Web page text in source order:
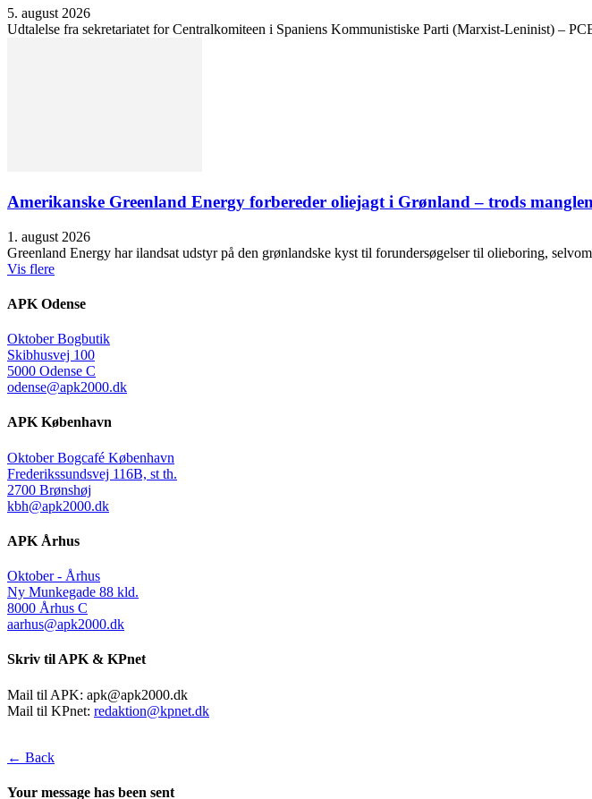
5. august 2026
Udtalelse fra sekretariatet for Centralkomiteen i Spaniens Kommunistiske Parti (Marxist-Leninist) –
Amerikanske Greenland Energy forbereder oliejagt i Grønland – trods
1. august 2026
Greenland Energy har ilandsat udstyr på den grønlandske kyst til forundersøgelser til olieboring,
Vis flere
APK Odense
Oktober Bogbutik
Skibhusvej 100
5000 Odense C
odense@apk2000.dk
APK København
Oktober Bogcafé København
Frederikssundsvej 116B, st th.
2700 Brønshøj
kbh@apk2000.dk
APK Århus
Oktober - Århus
Ny Munkegade 88 kld.
8000 Århus C
aarhus@apk2000.dk
Skriv til APK & KPnet
Mail til APK: apk@apk2000.dk
Mail til KPnet: redaktion@kpnet.dk
← Back
Your message has been sent